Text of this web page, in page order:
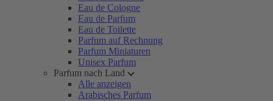
Eau de Cologne
Eau de Parfum
Eau de Toilette
Parfum auf Rechnung
Parfum Miniaturen
Unisex Parfum
Parfum nach Land
Alle anzeigen
Arabisches Parfum